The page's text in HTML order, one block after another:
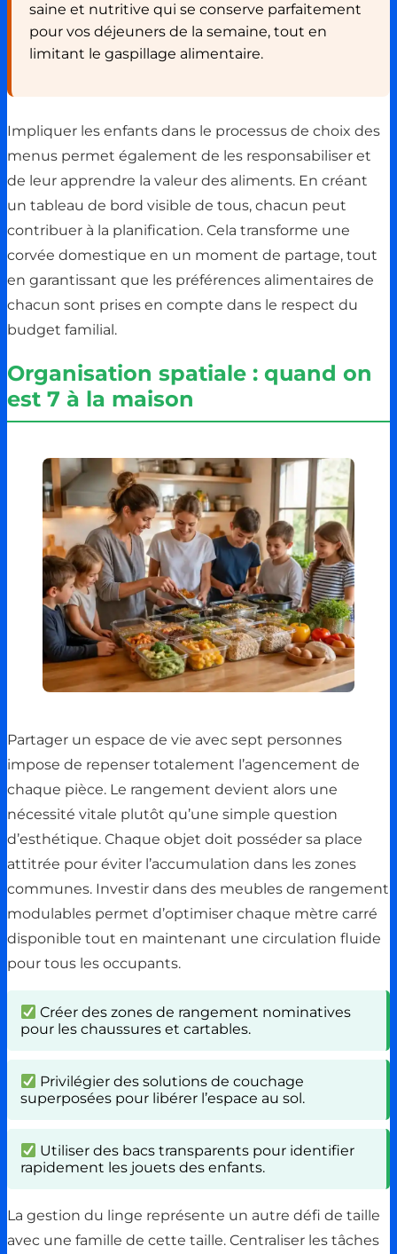
saine et nutritive qui se conserve parfaitement
pour vos déjeuners de la semaine, tout en
limitant le gaspillage alimentaire.
Impliquer les enfants dans le processus de choix des
menus permet également de les responsabiliser et
de leur apprendre la valeur des aliments. En créant
un tableau de bord visible de tous, chacun peut
contribuer à la planification. Cela transforme une
corvée domestique en un moment de partage, tout
en garantissant que les préférences alimentaires de
chacun sont prises en compte dans le respect du
budget familial.
Organisation spatiale : quand on
est 7 à la maison
Partager un espace de vie avec sept personnes
impose de repenser totalement l’agencement de
chaque pièce. Le rangement devient alors une
nécessité vitale plutôt qu’une simple question
d’esthétique. Chaque objet doit posséder sa place
attitrée pour éviter l’accumulation dans les zones
communes. Investir dans des meubles de rangement
modulables permet d’optimiser chaque mètre carré
disponible tout en maintenant une circulation fluide
pour tous les occupants.
Créer des zones de rangement nominatives
pour les chaussures et cartables.
Privilégier des solutions de couchage
superposées pour libérer l’espace au sol.
Utiliser des bacs transparents pour identifier
rapidement les jouets des enfants.
La gestion du linge représente un autre défi de taille
avec une famille de cette taille. Centraliser les tâches